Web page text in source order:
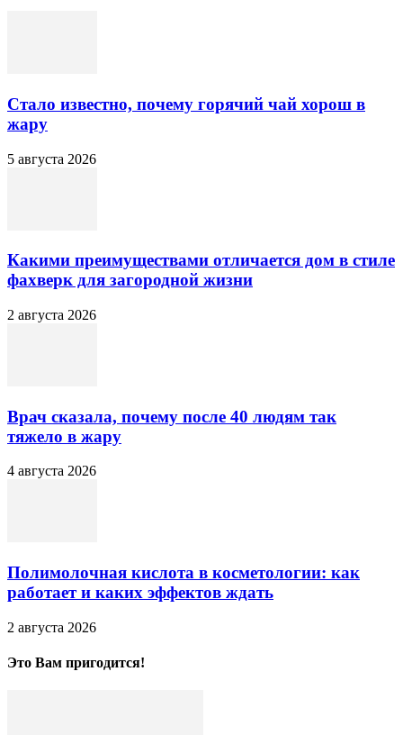
Стало известно, почему горячий чай хорош в
жару
5 августа 2026
Какими преимуществами отличается дом в стиле
фахверк для загородной жизни
2 августа 2026
Врач сказала, почему после 40 людям так
тяжело в жару
4 августа 2026
Полимолочная кислота в косметологии: как
работает и каких эффектов ждать
2 августа 2026
Это Вам пригодится!